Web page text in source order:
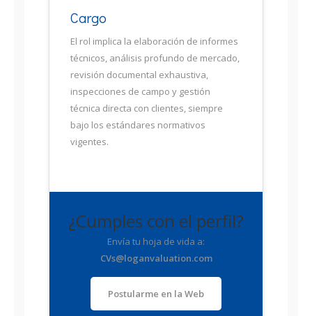
Cargo
El rol implica la elaboración de informes
técnicos, análisis profundo de mercado,
revisión documental exhaustiva,
inspecciones de campo y gestión
técnica directa con clientes, siempre
bajo los estándares normativos
vigentes.
¿Cumples con el perfil?
Envía tu hoja de vida a:
CVs@loganvaluation.com
Postularme en la Web